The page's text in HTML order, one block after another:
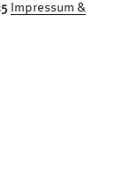
Impressum &